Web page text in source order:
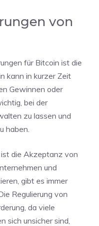
von
für Bitcoin ist die
kann in kurzer Zeit
Gewinnen oder
bei der
zu lassen und
haben.
die Akzeptanz von
und
gibt es immer
Regulierung von
da viele
sich unsicher sind,